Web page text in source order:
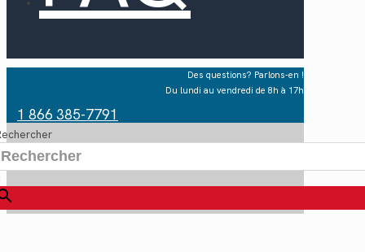
Des questions? Parlons-en !
Du lundi au vendredi de 8h à 17h
1 866 385-7791